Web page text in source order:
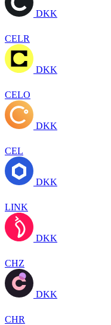
DKK
CELR
DKK
CELO
DKK
CEL
DKK
LINK
DKK
CHZ
DKK
CHR